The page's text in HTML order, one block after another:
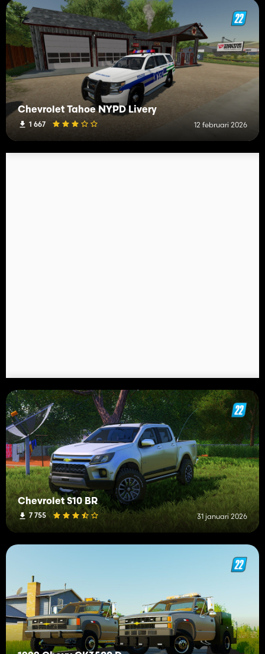
Chevrolet Tahoe NYPD Livery
1 667 12 februari 2026
Chevrolet S10 BR
7 755 31 januari 2026